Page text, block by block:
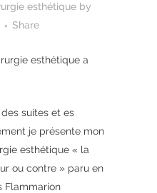
esthétique by
Share
esthétique a
suites et es
je présente mon
esthétique « la
ou contre » paru en
Flammarion